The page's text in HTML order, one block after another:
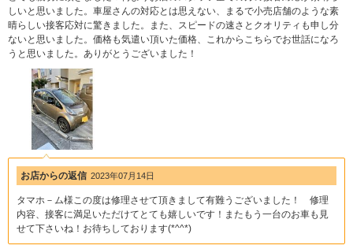
しいと思いました。車屋さんの対応とは思えない、まるで小売店舗のような素
晴らしい接客応対に驚きました。また、スピードの速さとクオリティも申し分
ないと思いました。価格も気遣い頂いた価格、これからこちらでお世話になろ
うと思いました。ありがとうございました！
お店からの返信 2023年07月14日
タマホ－ム様この度は修理させて頂きまして有難うございました！ 修理
内容、接客に満足いただけてとても嬉しいです！またもう一台のお車も見
せて下さいね！お待ちしております(*^^*)